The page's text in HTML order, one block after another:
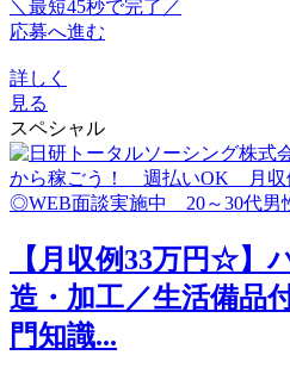
＼最短45秒で完了／
応募へ進む
詳しく
見る
スペシャル
【月収例33万円☆】
造・加工／生活備品
門知識...